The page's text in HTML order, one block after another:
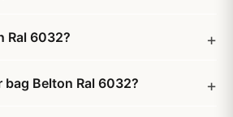
Ral 6032?
Belton Ral 6032?